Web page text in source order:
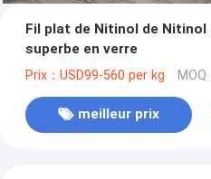
Fil plat de Nitinol de
superbe en verre
Prix：USD99-560 per kg MOQ
meilleur prix